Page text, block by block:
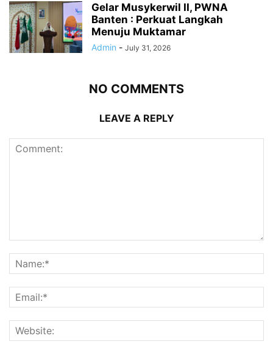
Gelar Musykerwil II, PWNA
Banten : Perkuat Langkah
Menuju Muktamar
Admin - July 31, 2026
NO COMMENTS
LEAVE A REPLY